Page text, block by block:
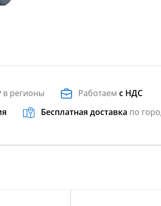
в регионы Работаемс НДС
Бесплатная доставка по